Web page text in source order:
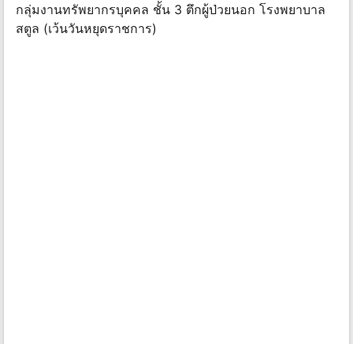
กลุ่มงานทรัพยากรบุคคล ชั้น 3 ตึกผู้ป่วยนอก โรงพยาบาล
สตูล (เว้นวันหยุดราชการ)